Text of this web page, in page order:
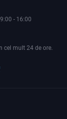
- 16:00
cel mult 24 de ore.